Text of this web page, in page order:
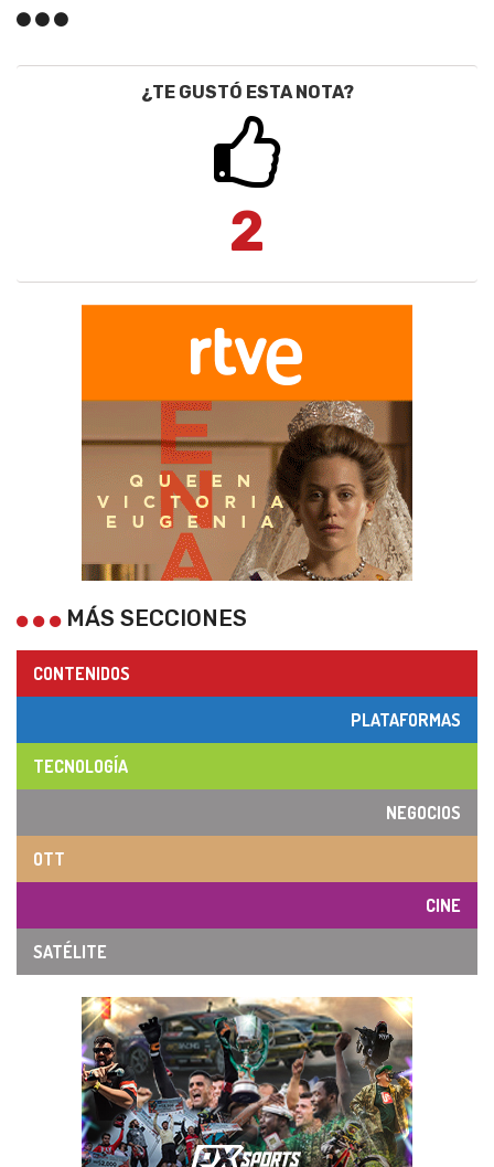
¿TE GUSTÓ ESTA NOTA?
2
MÁS SECCIONES
CONTENIDOS
PLATAFORMAS
TECNOLOGÍA
NEGOCIOS
OTT
CINE
SATÉLITE